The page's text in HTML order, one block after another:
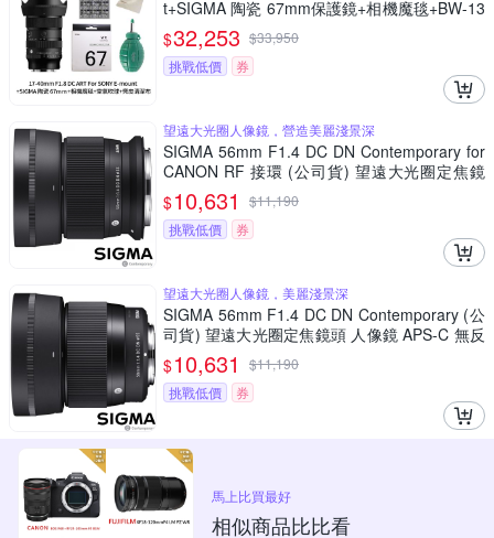
t+SIGMA 陶瓷 67mm保護鏡+相機魔毯+BW-13
0吹球+3030麂皮清潔布 (公司貨)
$32,253 $33,950
挑戰低價
券
望遠大光圈人像鏡，營造美麗淺景深
SIGMA 56mm F1.4 DC DN Contemporary for
CANON RF 接環 (公司貨) 望遠大光圈定焦鏡
人像鏡 APS-C 無反微單眼專用鏡頭
$10,631 $11,190
挑戰低價
券
望遠大光圈人像鏡，美麗淺景深
SIGMA 56mm F1.4 DC DN Contemporary (公
司貨) 望遠大光圈定焦鏡頭 人像鏡 APS-C 無反
微單眼專用鏡頭
$10,631 $11,190
挑戰低價
券
馬上比買最好
相似商品比比看